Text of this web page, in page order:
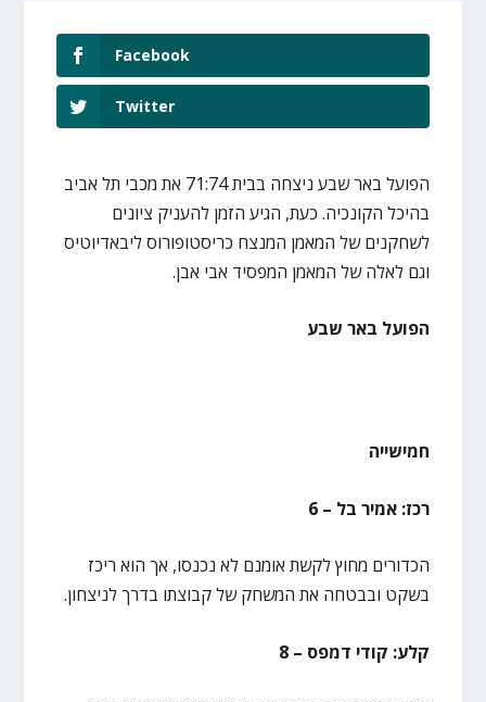
Facebook
Twitter
הפועל באר שבע ניצחה בבית 71:74 את מכבי תל אביב
בהיכל הקונכיה. כעת, הגיע הזמן להעניק ציונים
לשחקנים של המאמן המנצח כריסטופורוס ליבאדיוטיס
וגם לאלה של המאמן המפסיד אבי אבן.
הפועל באר שבע
חמישייה
רכז: אמיר בל – 6
הכדורים מחוץ לקשת אומנם לא נכנסו, אך הוא ריכז
בשקט ובבטחה את המשחק של קבוצתו בדרך לניצחון.
קלע: קודי דמפס – 8